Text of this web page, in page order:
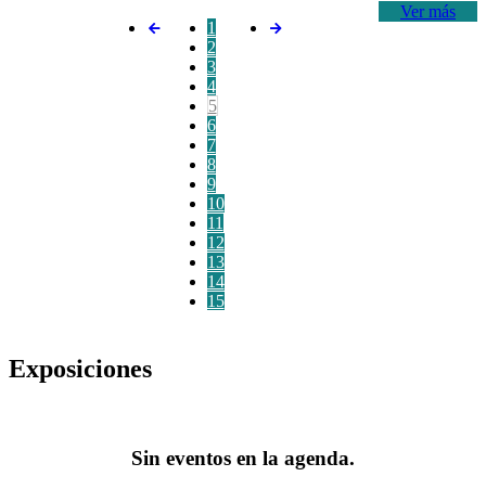
Ver más
1
2
3
4
5
6
7
8
9
10
11
12
13
14
15
Exposiciones
Sin eventos en la agenda.